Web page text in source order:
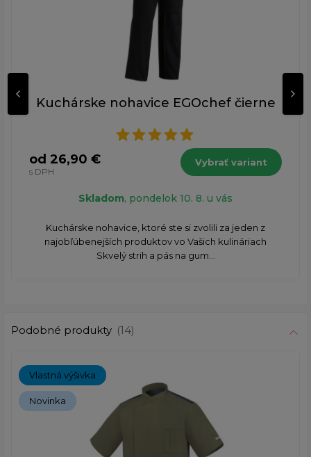
Kuchárske nohavice EGOchef čierne
od 26,90 €
s DPH
Vybrať variant
Skladom, pondelok 10. 8. u vás
Kuchárske nohavice, ktoré ste si zvolili za jeden z
najobľúbenejších produktov vo Vašich kulináriach
Skvelý strih a pás na gum...
Podobné produkty (14)
Vlastná výšivka
Novinka